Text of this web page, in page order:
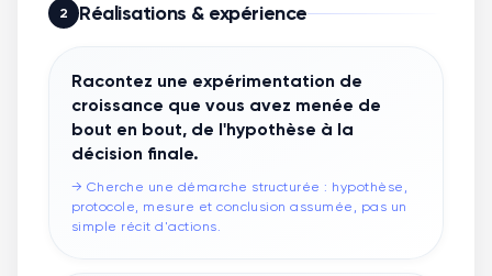
2 Réalisations & expérience
Racontez une expérimentation de
croissance que vous avez menée de
bout en bout, de l'hypothèse à la
décision finale.
→ Cherche une démarche structurée : hypothèse,
protocole, mesure et conclusion assumée, pas un
simple récit d'actions.